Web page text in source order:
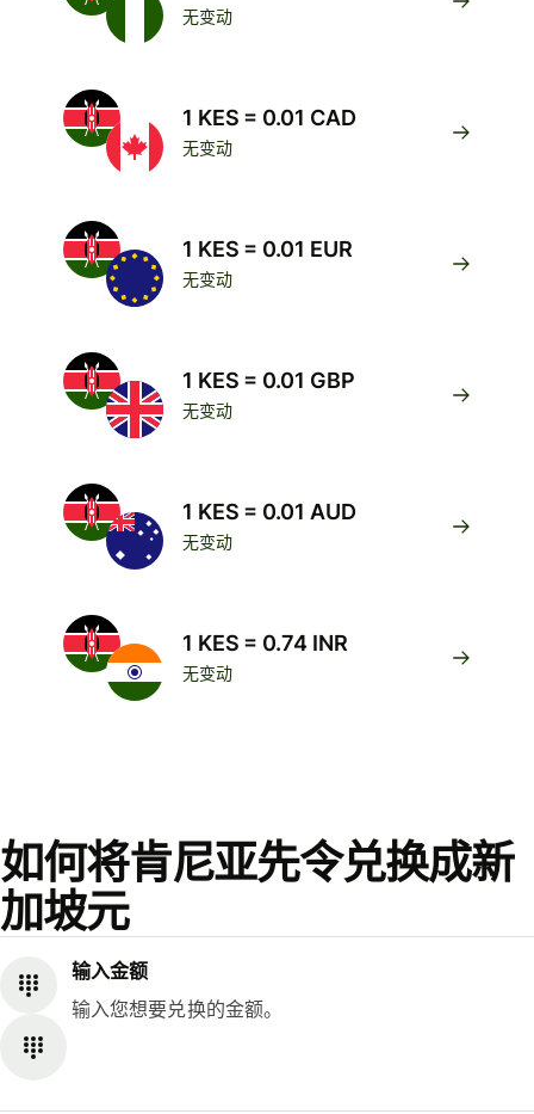
无变动
1 KES = 0.01 CAD
无变动
1 KES = 0.01 EUR
无变动
1 KES = 0.01 GBP
无变动
1 KES = 0.01 AUD
无变动
1 KES = 0.74 INR
无变动
如何将肯尼亚先令兑换成新
加坡元
输入金额
输入您想要兑换的金额。